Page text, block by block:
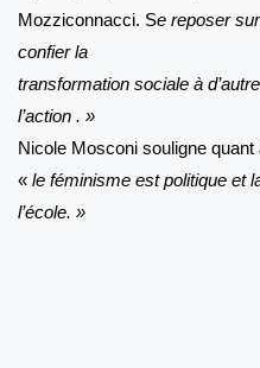
Mozziconnacci. Se reposer
confier la
transformation sociale à
l’action . »
Nicole Mosconi souligne
« le féminisme est politique et
l’école. »